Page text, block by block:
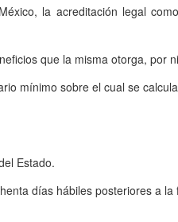
la acreditación legal
que la misma otorga, por
mínimo sobre el cual se
Estado.
días hábiles posteriores a